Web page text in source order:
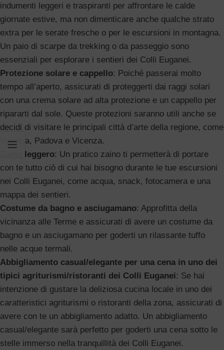
indumenti leggeri e traspiranti per affrontare le calde
giornate estive, ma non dimenticare anche qualche strato
extra per le serate fresche o per le escursioni in montagna.
Un paio di scarpe da trekking o da passeggio sono
essenziali per esplorare i sentieri dei Colli Euganei.
Protezione solare e cappello: Poiché passerai molto
tempo all’aperto, assicurati di proteggerti dai raggi solari
con una crema solare ad alta protezione e un cappello per
ripararti dal sole. Queste protezioni saranno utili anche se
decidi di visitare le principali città d’arte della regione, come
Venezia, Padova e Vicenza.
Zaino leggero: Un pratico zaino ti permetterà di portare
con te tutto ciò di cui hai bisogno durante le tue escursioni
nei Colli Euganei, come acqua, snack, fotocamera e una
mappa dei sentieri.
Costume da bagno e asciugamano: Approfitta della
vicinanza alle Terme e assicurati di avere un costume da
bagno e un asciugamano per goderti un rilassante tuffo
nelle acque termali.
Abbigliamento casual/elegante per una cena in uno dei
tipici agriturismi/ristoranti dei Colli Euganei: Se hai
intenzione di gustare la deliziosa cucina locale in uno dei
caratteristici agriturismi o ristoranti della zona, assicurati di
avere con te un abbigliamento adatto. Un abbigliamento
casual/elegante sarà perfetto per goderti una cena sotto le
stelle immerso nella tranquillità dei Colli Euganei.